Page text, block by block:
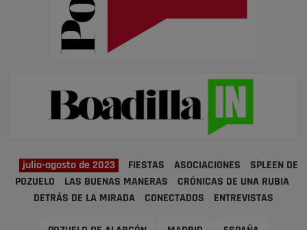
julio-agosto de 2023 FIESTAS ASOCIACIONES
SPLEEN DE
POZUELO
LAS BUENAS MANERAS
CRÓNICAS DE UNA RUBIA
DETRÁS DE LA MIRADA
CONECTADOS ENTREVISTAS